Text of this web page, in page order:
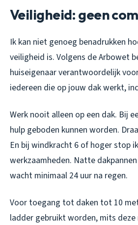
Veiligheid: geen
Ik kan niet genoeg benadrukken
veiligheid is. Volgens de Arbowet
huiseigenaar verantwoordelijk
iedereen die op jouw dak werkt,
Werk nooit alleen op een dak. Bij
hulp geboden kunnen worden.
En bij windkracht 6 of hoger stop
werkzaamheden. Natte
wacht minimaal 24 uur na regen.
Voor toegang tot daken tot 10
ladder gebruikt worden, mits